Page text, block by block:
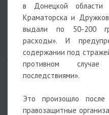
в Донецкой
Краматорска и
выдали по 50-200
расходы». И
содержании под
противном
последствиями».
Это произошло
правозащитные